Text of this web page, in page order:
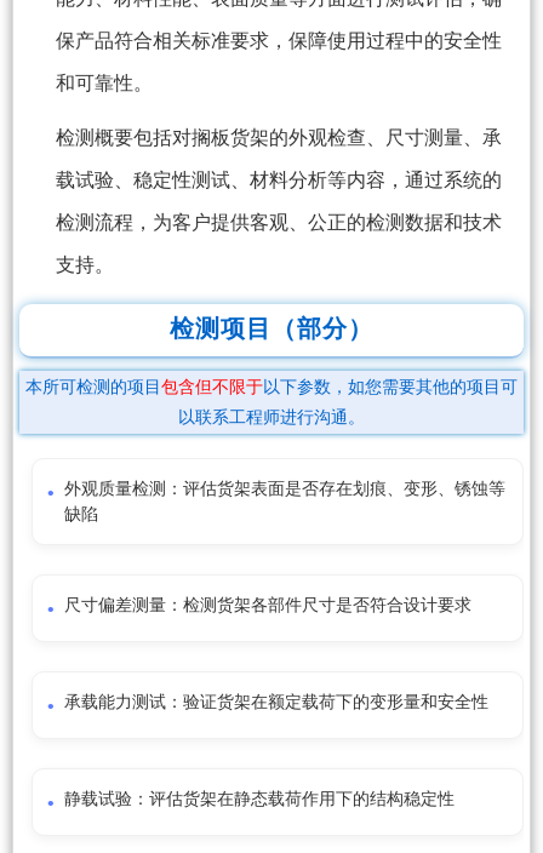
保产品符合相关标准要求，保障使用过程中的安全性
和可靠性。
检测概要包括对搁板货架的外观检查、尺寸测量、承
载试验、稳定性测试、材料分析等内容，通过系统的
检测流程，为客户提供客观、公正的检测数据和技术
支持。
检测项目（部分）
本所可检测的项目 包含但不限于以下参数，如您需要其他的项目可
以联系工程师进行沟通。
外观质量检测：评估货架表面是否存在划痕、变形、锈蚀等
缺陷
尺寸偏差测量：检测货架各部件尺寸是否符合设计要求
承载能力测试：验证货架在额定载荷下的变形量和安全性
静载试验：评估货架在静态载荷作用下的结构稳定性